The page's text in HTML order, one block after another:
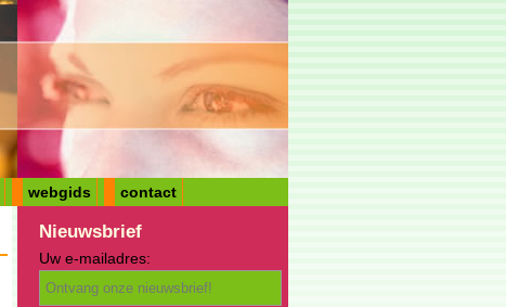
webgids contact
Nieuwsbrief
Uw e-mailadres: